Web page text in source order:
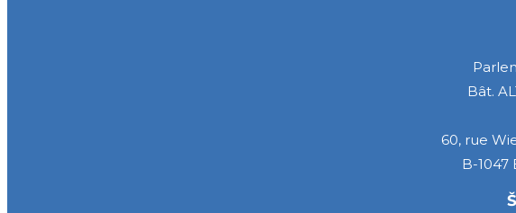
Bât.
60, rue
B-1047